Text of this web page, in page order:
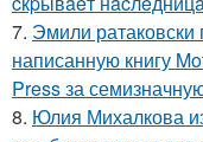
7. Эмили
написанную книгу
Press за
8. Юлия Михалкова